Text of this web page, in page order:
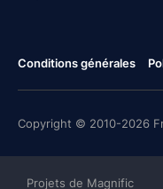
Conditions générales
Copyright © 2010-2026
Projets de Magnific